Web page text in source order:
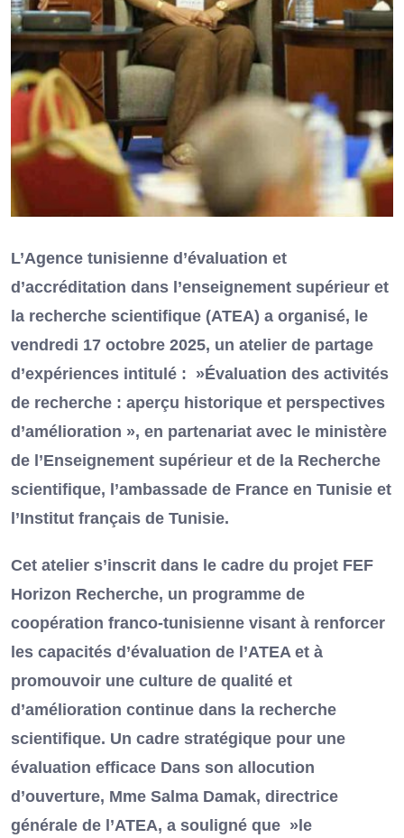
L’Agence tunisienne d’évaluation et
d’accréditation dans l’enseignement supérieur et
la recherche scientifique (ATEA) a organisé, le
vendredi 17 octobre 2025, un atelier de partage
d’expériences intitulé : »Évaluation des activités
de recherche : aperçu historique et perspectives
d’amélioration », en partenariat avec le ministère
de l’Enseignement supérieur et de la Recherche
scientifique, l’ambassade de France en Tunisie et
l’Institut français de Tunisie.
Cet atelier s’inscrit dans le cadre du projet FEF
Horizon Recherche, un programme de
coopération franco-tunisienne visant à renforcer
les capacités d’évaluation de l’ATEA et à
promouvoir une culture de qualité et
d’amélioration continue dans la recherche
scientifique. Un cadre stratégique pour une
évaluation efficace Dans son allocution
d’ouverture, Mme Salma Damak, directrice
générale de l’ATEA, a souligné que »le